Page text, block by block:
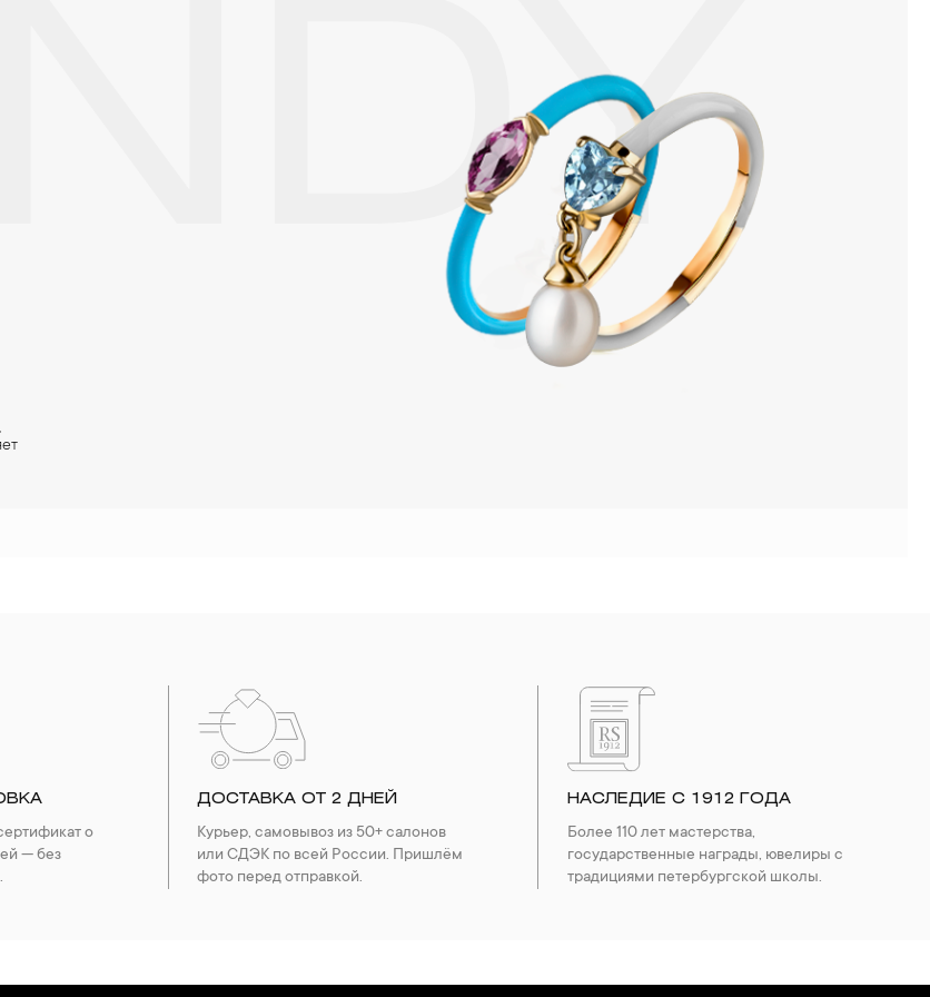
раза в месяц, а также регулярно протирать их фланелевой или замшевой салфеткой.
о
— без
ДОСТАВКА ОТ 2 ДНЕЙ
Курьер, самовывоз из 50+ салонов
или СДЭК по всей России. Пришлём
фото перед отправкой.
НАСЛЕДИЕ С 1912 ГОДА
Более 110 лет мастерства,
государственные награды, ювелиры с
традициями петербургской школы.